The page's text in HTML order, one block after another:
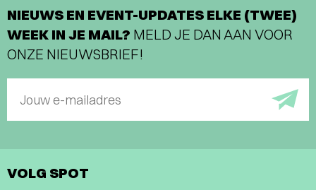
NIEUWS EN EVENT-UPDATES ELKE (TWEE)
WEEK IN JE MAIL? MELD JE DAN AAN VOOR
ONZE NIEUWSBRIEF!
Jouw e-mailadres
VOLG SPOT